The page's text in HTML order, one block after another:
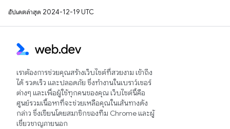
อัปเดตล่าสุด 2024-12-19 UTC
เราต้องการช่วยคุณสร้างเว็บไซต์ที่สวยงาม เข้าถึง
ได้ รวดเร็ว และปลอดภัย ซึ่งทำงานในเบราว์เซอร์
ต่างๆ และเพื่อผู้ใช้ทุกคนของคุณ เว็บไซต์นี้คือ
ศูนย์รวมเนื้อหาที่จะช่วยเหลือคุณในเส้นทางดัง
กล่าว ซึ่งเขียนโดยสมาชิกของทีม Chrome และผู้
เชี่ยวชาญภายนอก